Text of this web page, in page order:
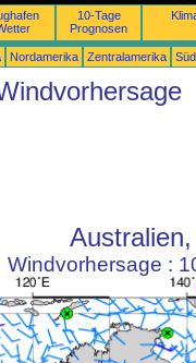
10-Tage
Prognosen
Nordamerika Zentralamerika
Windvorhersage :